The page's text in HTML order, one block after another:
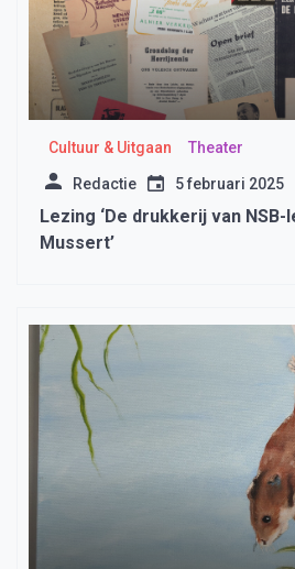
Cultuur & Uitgaan Theater
Redactie 5 februari 2025
Lezing ‘De drukkerij van
Mussert’